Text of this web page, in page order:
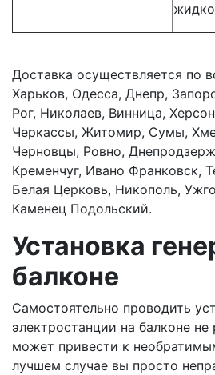
Доставка осуществляется по
Харьков, Одесса, Днепр,
Рог, Николаев, Винница,
Черкассы, Житомир, Сумы,
Черновцы, Ровно,
Кременчуг, Ивано Франковск,
Белая Церковь, Никополь,
Каменец Подольский.
Установка
балконе
Самостоятельно проводить
электростанции на балконе
может привести к
лучшем случае вы просто